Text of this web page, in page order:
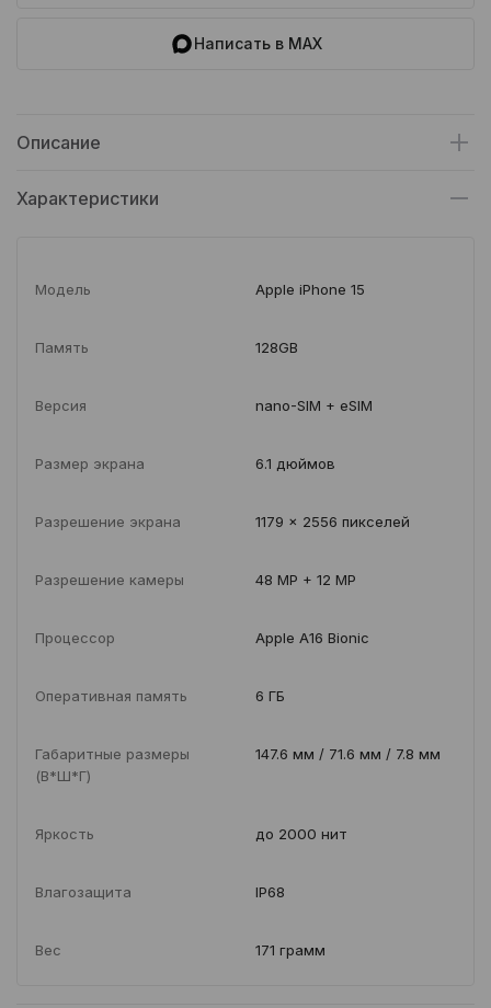
Написать в MAX
Описание
Характеристики
Модель Apple iPhone 15
Память 128GB
Версия nano-SIM + eSIM
Размер экрана 6.1 дюймов
Разрешение экрана 1179 x 2556 пикселей
Разрешение камеры 48 MP + 12 MP
Процессор Apple A16 Bionic
Оперативная память 6 ГБ
Габаритные размеры
(В*Ш*Г)
147.6 мм / 71.6 мм / 7.8 мм
Яркость до 2000 нит
Влагозащита IP68
Вес 171 грамм